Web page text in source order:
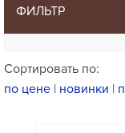
ФИЛЬТР
Сортировать по:
по цене | новинки |